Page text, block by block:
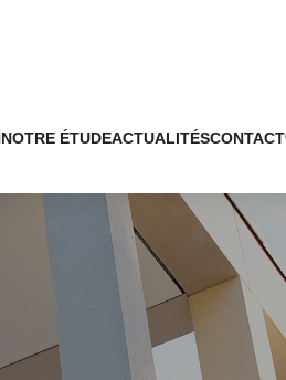
NOTRE ÉTUDEACTUALITÉSCONTACT